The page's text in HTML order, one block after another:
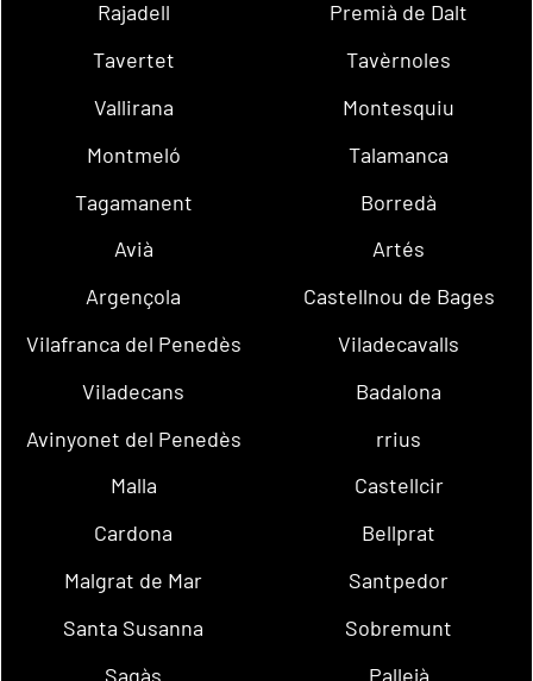
Rajadell
Premià de Dalt
Tavertet
Tavèrnoles
Vallirana
Montesquiu
Montmeló
Talamanca
Tagamanent
Borredà
Avià
Artés
Argençola
Castellnou de Bages
Vilafranca del Penedès
Viladecavalls
Viladecans
Badalona
Avinyonet del Penedès
rrius
Malla
Castellcir
Cardona
Bellprat
Malgrat de Mar
Santpedor
Santa Susanna
Sobremunt
Sagàs
Pallejà